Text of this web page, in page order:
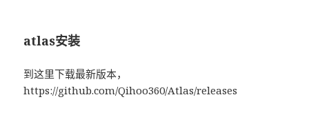
atlas安装
到这里下载最新版本，
https://github.com/Qihoo360/Atlas/releases